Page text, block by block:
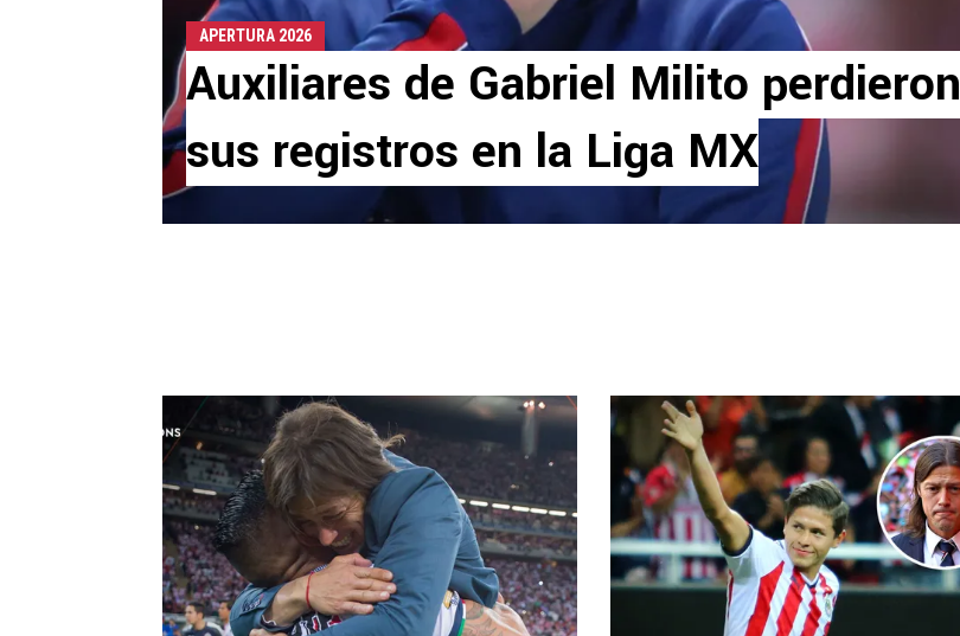
APERTURA 2026
Auxiliares de Gabriel Milito perdieron
sus registros en la Liga MX